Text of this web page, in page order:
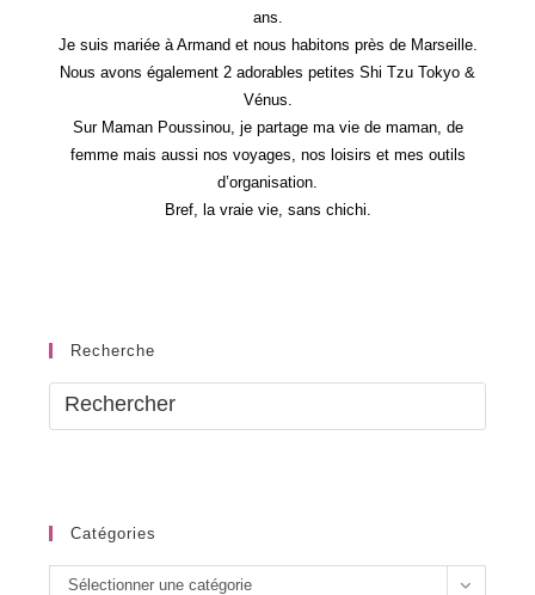
ans.
Je suis mariée à Armand et nous habitons près de Marseille.
Nous avons également 2 adorables petites Shi Tzu Tokyo &
Vénus.
Sur Maman Poussinou, je partage ma vie de maman, de
femme mais aussi nos voyages, nos loisirs et mes outils
d’organisation.
Bref, la vraie vie, sans chichi.
Recherche
Catégories
Catégories
Sélectionner une catégorie